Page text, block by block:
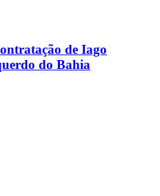
de Iago
do Bahia